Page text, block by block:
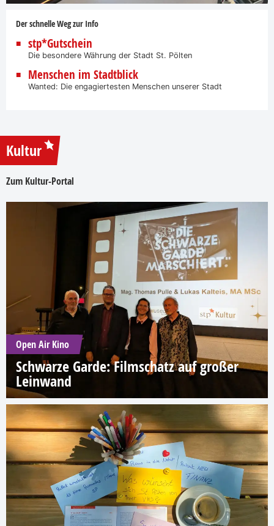
Der schnelle Weg zur Info
stp*Gutschein
Die besondere Währung der Stadt St. Pölten
Menschen im Stadtblick
Wanted: Die engagiertesten Menschen unserer Stadt
Kultur
Zum Kultur-Portal
Open Air Kino
Schwarze Garde: Filmschatz auf großer
Leinwand